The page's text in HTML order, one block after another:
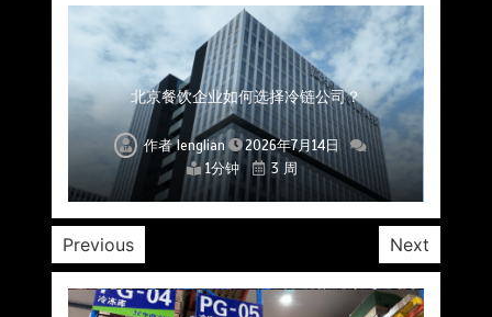
上海餐饮连锁加速，冷链配送如何破解冻品食材
流通难题？
作者lenglian
2026年7月14日
1分钟
3 周
杭州中央厨房布局餐饮连锁，冷链配送如何打通
关键一环
作者lenglian
2026年7月14日
1分钟
3 周
北京餐饮企业如何选择冷链公司？
作者lenglian
2026年7月14日
1分钟
3 周
深圳冷链物流如何护航餐饮连锁？冻品食材流通
全解析
作者lenglian
2026年7月14日
1分钟
3 周
北京餐饮仓配一体化的核心价值与落地实践解析
作者lenglian
2026年7月14日
1分钟
3 周
武汉冻品配送三要素：控温、时效、低成本如何
兼得？
作者lenglian
2026年7月14日
1分钟
3 周
重庆冷链布局解冻食材运输密码，餐饮连锁如何
稳控品质？
作者lenglian
2026年7月14日
1分钟
3 周
Previous Next